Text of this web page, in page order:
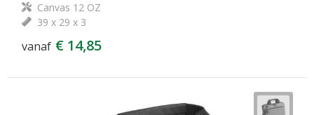
Canvas 12 OZ
39 x 29 x 3
vanaf € 14,85